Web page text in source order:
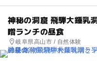
神秘の洞窟 飛騨大鍾乳
噌ランチの昼食
岐阜県高山市 / 自然体験